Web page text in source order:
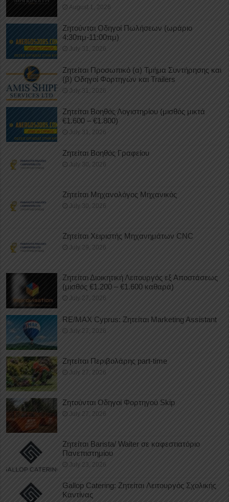
August 1, 2026
Ζητούνται Οδηγοί Πωλήσεων (ωράριο
4:30πμ-11:00πμ)
July 31, 2026
Ζητείται Προσωπικό (α) Τμήμα Συντήρησης και
(β) Οδηγοί Φορτηγών και Trailers
July 31, 2026
Ζητείται Βοηθός Λογιστηρίου (μισθός μικτά
€1.600 – €1.800)
July 31, 2026
Ζητείται Βοηθός Γραφείου
July 30, 2026
Ζητείται Μηχανολόγος Μηχανικός
July 30, 2026
Ζητείται Χειριστής Μηχανημάτων CNC
July 29, 2026
Ζητείται Διοικητική Λειτουργός εξ Αποστάσεως
(μισθός €1.200 – €1.600 καθαρά)
July 27, 2026
RE/MAX Cyprus: Ζητείται Marketing Assistant
July 27, 2026
Ζητείται Περιβολάρης part-time
July 27, 2026
Ζητούνται Οδηγοί Φορτηγού Skip
July 27, 2026
Ζητείται Barista/ Waiter σε καφεστιατόριο
Πανεπιστημίου
July 23, 2026
Gallop Catering: Ζητείται Λειτουργός Σχολικής
Καντίνας